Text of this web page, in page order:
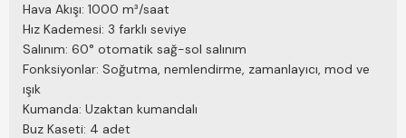
Hava Akışı: 1000 m³/saat
Hız Kademesi: 3 farklı seviye
Salınım: 60° otomatik sağ-sol salınım
Fonksiyonlar: Soğutma, nemlendirme, zamanlayıcı, mod ve
ışık
Kumanda: Uzaktan kumandalı
Buz Kaseti: 4 adet